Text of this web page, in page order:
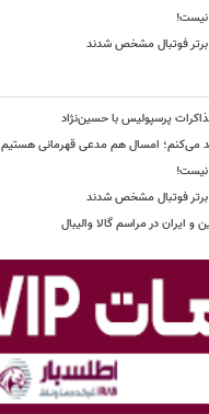
نیست!
فوتبال مشخص شدند
پرسپولیس با حسین‌نژاد
می‌کنم؛ امسال هم مدعی قهرمانی هستیم
نیست!
فوتبال مشخص شدند
ایران در مراسم گالا والیبال